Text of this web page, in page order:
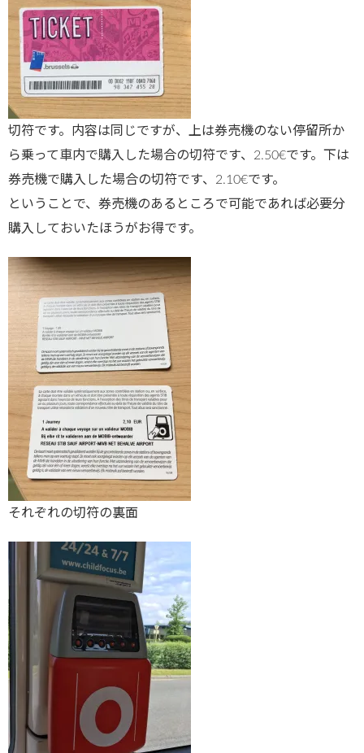
切符です。内容は同じですが、上は券売機のない停留所か
ら乗って車内で購入した場合の切符です、2.50€です。下は
券売機で購入した場合の切符です、2.10€です。
ということで、券売機のあるところで可能であれば必要分
購入しておいたほうがお得です。
それぞれの切符の裏面